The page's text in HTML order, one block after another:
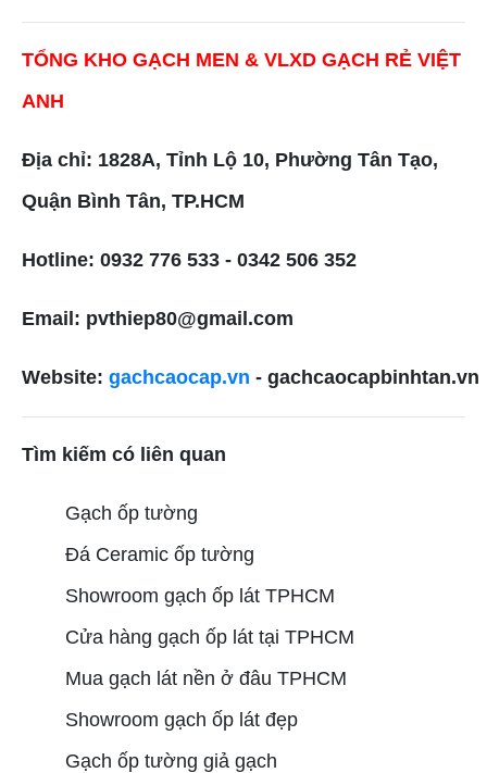
TỔNG KHO GẠCH MEN & VLXD GẠCH RẺ VIỆT
ANH
Địa chỉ: 1828A, Tỉnh Lộ 10, Phường Tân Tạo,
Quận Bình Tân, TP.HCM
Hotline: 0932 776 533 - 0342 506 352
Email: pvthiep80@gmail.com
Website: gachcaocap.vn - gachcaocapbinhtan.vn
Tìm kiếm có liên quan
Gạch ốp tường
Đá Ceramic ốp tường
Showroom gạch ốp lát TPHCM
Cửa hàng gạch ốp lát tại TPHCM
Mua gạch lát nền ở đâu TPHCM
Showroom gạch ốp lát đẹp
Gạch ốp tường giả gạch